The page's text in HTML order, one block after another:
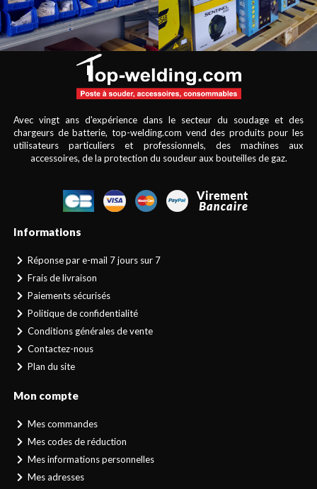
Avec vingt ans d'expérience dans le secteur du soudage et des
chargeurs de batterie, top-welding.com vend des produits pour les
utilisateurs particuliers et professionnels, des machines aux
accessoires, de la protection du soudeur aux bouteilles de gaz.
Informations
Réponse par e-mail 7 jours sur 7
Frais de livraison
Paiements sécurisés
Politique de confidentialité
Conditions générales de vente
Contactez-nous
Plan du site
Mon compte
Mes commandes
Mes codes de réduction
Mes informations personnelles
Mes adresses